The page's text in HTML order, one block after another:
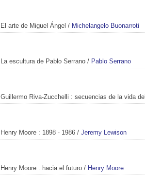
El arte de Miguel Ángel / Michelangelo Buonarroti
La escultura de Pablo Serrano / Pablo Serrano
Guillermo Riva-Zucchelli : secuencias de la vida
Henry Moore : 1898 - 1986 / Jeremy Lewison
Henry Moore : hacia el futuro / Henry Moore